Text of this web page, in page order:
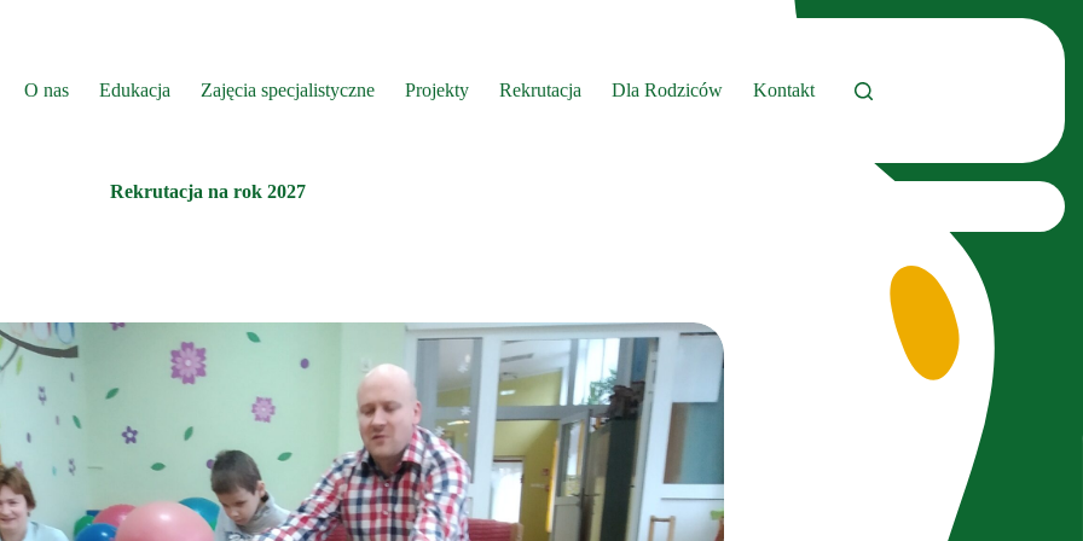
O nas Edukacja Zajęcia specjalistyczne Projekty Rekrutacja Dla Rodziców Kontakt
Rekrutacja na rok 2027